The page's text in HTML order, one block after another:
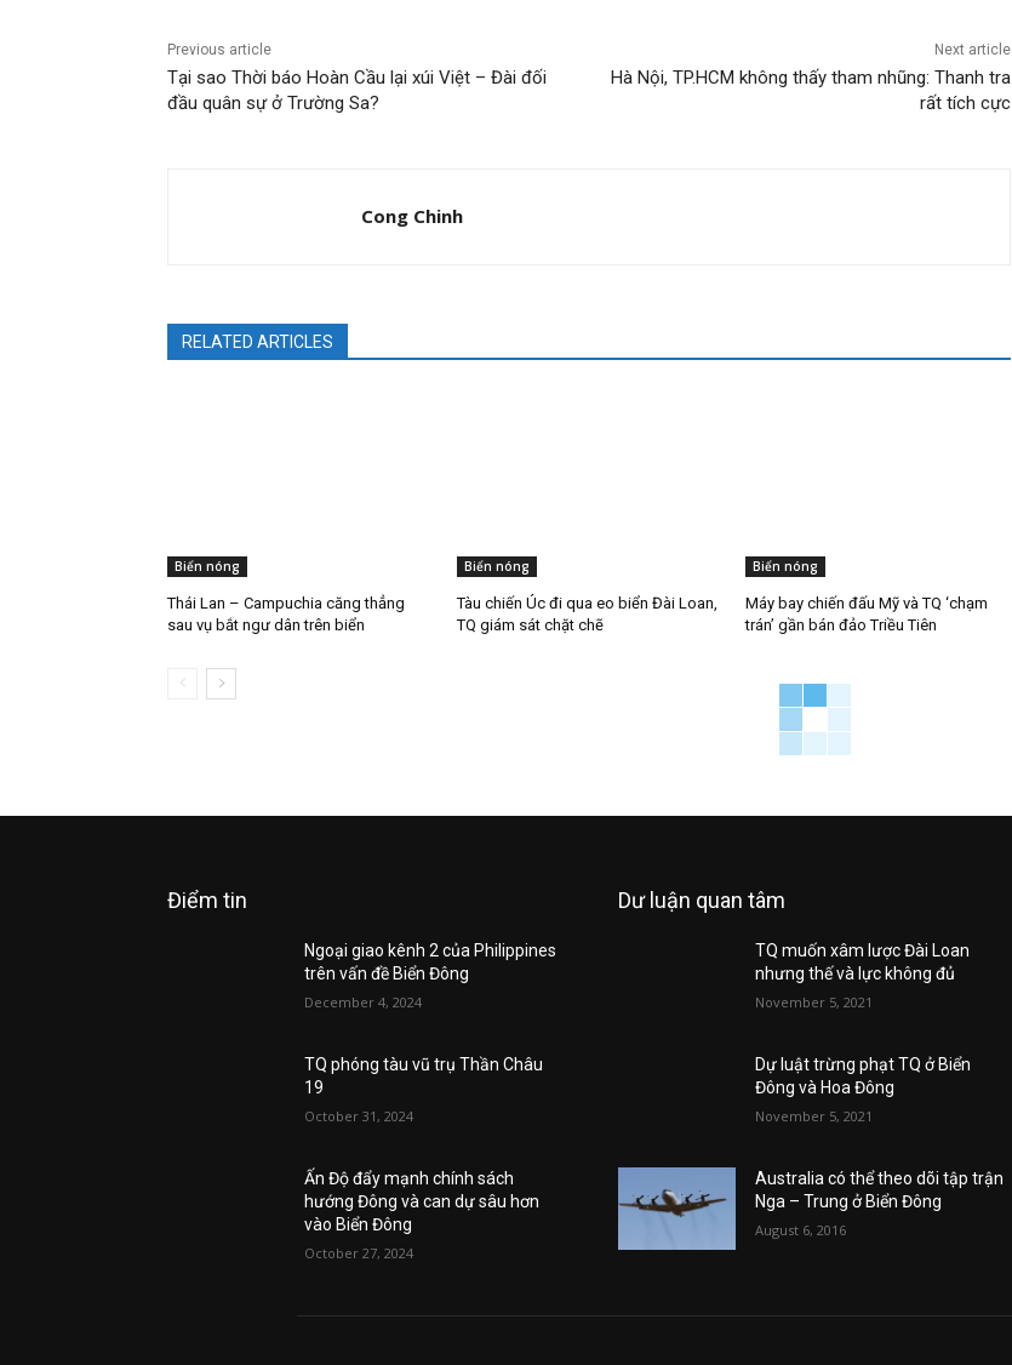
Previous article
Tại sao Thời báo Hoàn Cầu lại xúi Việt – Đài đối
đầu quân sự ở Trường Sa?
Next article
Hà Nội, TP.HCM không thấy tham nhũng: Thanh tra
rất tích cực
Cong Chinh
RELATED ARTICLES
Biển nóng
Thái Lan – Campuchia căng thẳng
sau vụ bắt ngư dân trên biển
Biển nóng
Tàu chiến Úc đi qua eo biển Đài Loan,
TQ giám sát chặt chẽ
Biển nóng
Máy bay chiến đấu Mỹ và TQ ‘chạm
trán’ gần bán đảo Triều Tiên
Điểm tin
Ngoại giao kênh 2 của Philippines
trên vấn đề Biển Đông
December 4, 2024
TQ phóng tàu vũ trụ Thần Châu
19
October 31, 2024
Ấn Độ đẩy mạnh chính sách
hướng Đông và can dự sâu hơn
vào Biển Đông
October 27, 2024
Dư luận quan tâm
TQ muốn xâm lược Đài Loan
nhưng thế và lực không đủ
November 5, 2021
Dự luật trừng phạt TQ ở Biển
Đông và Hoa Đông
November 5, 2021
Australia có thể theo dõi tập trận
Nga – Trung ở Biển Đông
August 6, 2016